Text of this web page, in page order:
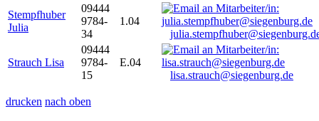
Stempfhuber
Julia
09444
9784-
34
1.04
Strauch Lisa
09444
9784-
15
E.04
lisa.strauch@siegenburg.de
drucken nach oben